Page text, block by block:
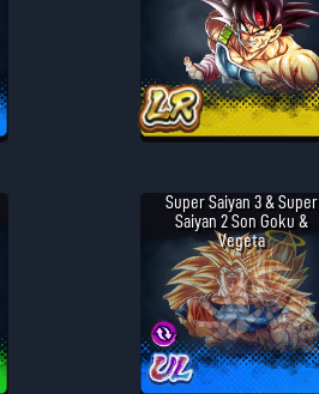
Super Saiyan 3 & Super
Saiyan 2 Son Goku &
Vegeta